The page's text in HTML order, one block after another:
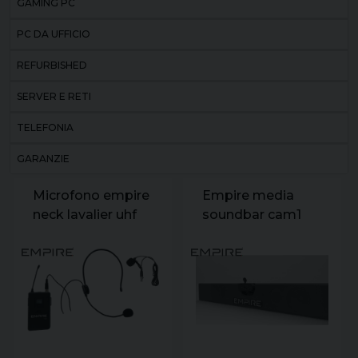
GAMING PC
PC DA UFFICIO
REFURBISHED
SERVER E RETI
TELEFONIA
GARANZIE
Microfono empire
neck lavalier uhf
Empire media
soundbar cam1